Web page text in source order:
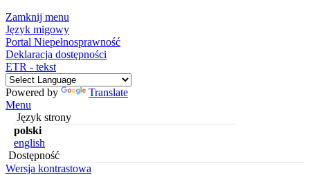
Zamknij menu
Język migowy
Portal Niepełnosprawność
Deklaracja dostępności
ETR - tekst
Powered by
Translate
Menu
Język strony
polski
english
Dostępność
Wersja kontrastowa